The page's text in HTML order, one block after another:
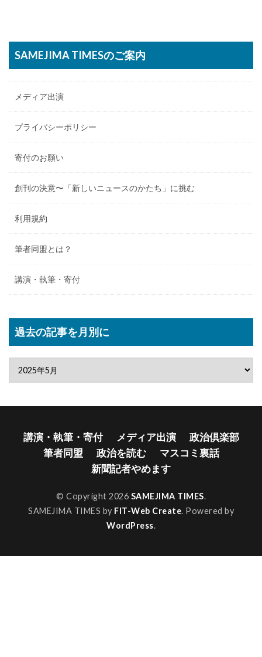
SAMEJIMA TIMESのご案内
メディア出演
プライバシーポリシー
寄付のお願い
創刊の決意〜「新しいニュースのかたち」に挑む
利用規約
筆者同盟とは？
講演・執筆・寄付
過去の記事を月別に
講演・執筆・寄付 メディア出演
政治倶楽部
筆者同盟
政治を読む
マスコミ裏話
新聞記者やめます
© Copyright 2026 SAMEJIMA TIMES.
SAMEJIMA TIMES by FIT-Web Create. Powered by
WordPress.